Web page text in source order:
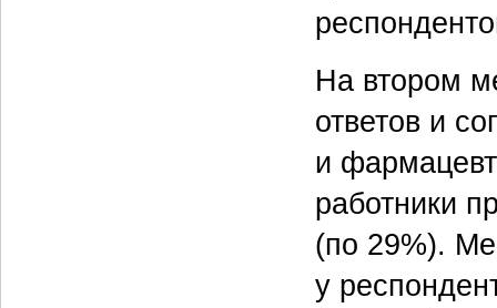
На втором
ответов и
и
работники
(по 29%).
у